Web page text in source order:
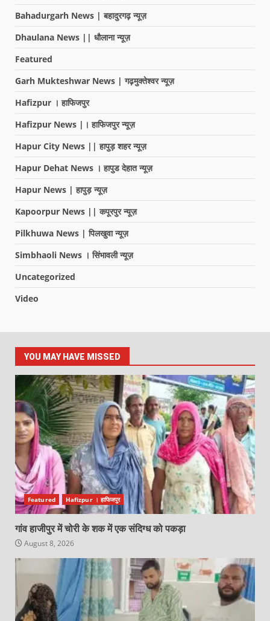
Bahadurgarh News | बहादुरगढ़ न्यूज़
Dhaulana News || धौलाना न्यूज़
Featured
Garh Mukteshwar News | गढ़मुक्तेश्वर न्यूज़
Hafizpur । हाफिजपुर
Hafizpur News |। हाफिजपुर न्यूज़
Hapur City News || हापुड़ शहर न्यूज़
Hapur Dehat News । हापुड देहात न्यूज़
Hapur News | हापुड़ न्यूज़
Kapoorpur News || कपूरपुर न्यूज़
Pilkhuwa News | पिलखुवा न्यूज़
Simbhaoli News । सिंभावली न्यूज़
Uncategorized
Video
YOU MAY HAVE MISSED
Featured Hafizpur । हाफिजपुर
गांव हाजीपुर में चोरी के शक में एक संदिग्ध को पकड़ा
August 8, 2026